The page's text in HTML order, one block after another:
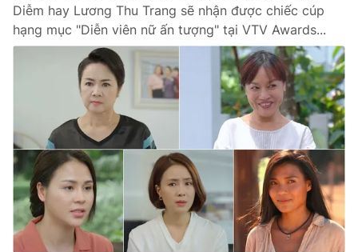
Diễm hay Lương Thu Trang sẽ nhận được chiếc cúp
hạng mục "Diễn viên nữ ấn tượng" tại VTV Awards...